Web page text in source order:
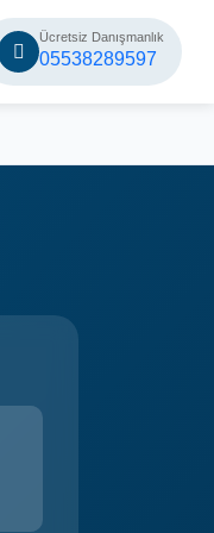
Ücretsiz Danışmanlık
05538289597